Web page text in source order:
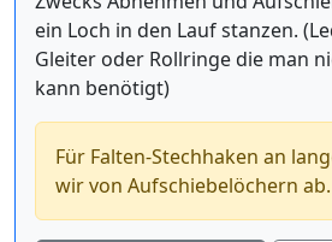
ein Loch in den Lauf stanzen.
Gleiter oder Rollringe die man
kann benötigt)
Für Falten-Stechhaken an
wir von Aufschiebelöchern ab.